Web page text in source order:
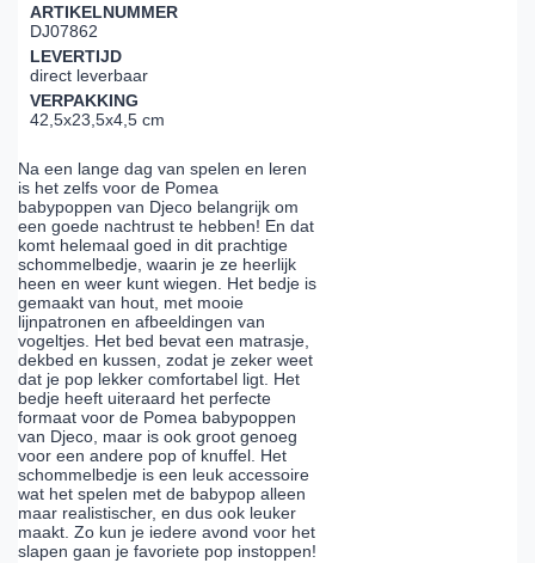
ARTIKELNUMMER
DJ07862
LEVERTIJD
direct leverbaar
VERPAKKING
42,5x23,5x4,5 cm
Na een lange dag van spelen en leren
is het zelfs voor de Pomea
babypoppen van Djeco belangrijk om
een goede nachtrust te hebben! En dat
komt helemaal goed in dit prachtige
schommelbedje, waarin je ze heerlijk
heen en weer kunt wiegen. Het bedje is
gemaakt van hout, met mooie
lijnpatronen en afbeeldingen van
vogeltjes. Het bed bevat een matrasje,
dekbed en kussen, zodat je zeker weet
dat je pop lekker comfortabel ligt. Het
bedje heeft uiteraard het perfecte
formaat voor de Pomea babypoppen
van Djeco, maar is ook groot genoeg
voor een andere pop of knuffel. Het
schommelbedje is een leuk accessoire
wat het spelen met de babypop alleen
maar realistischer, en dus ook leuker
maakt. Zo kun je iedere avond voor het
slapen gaan je favoriete pop instoppen!